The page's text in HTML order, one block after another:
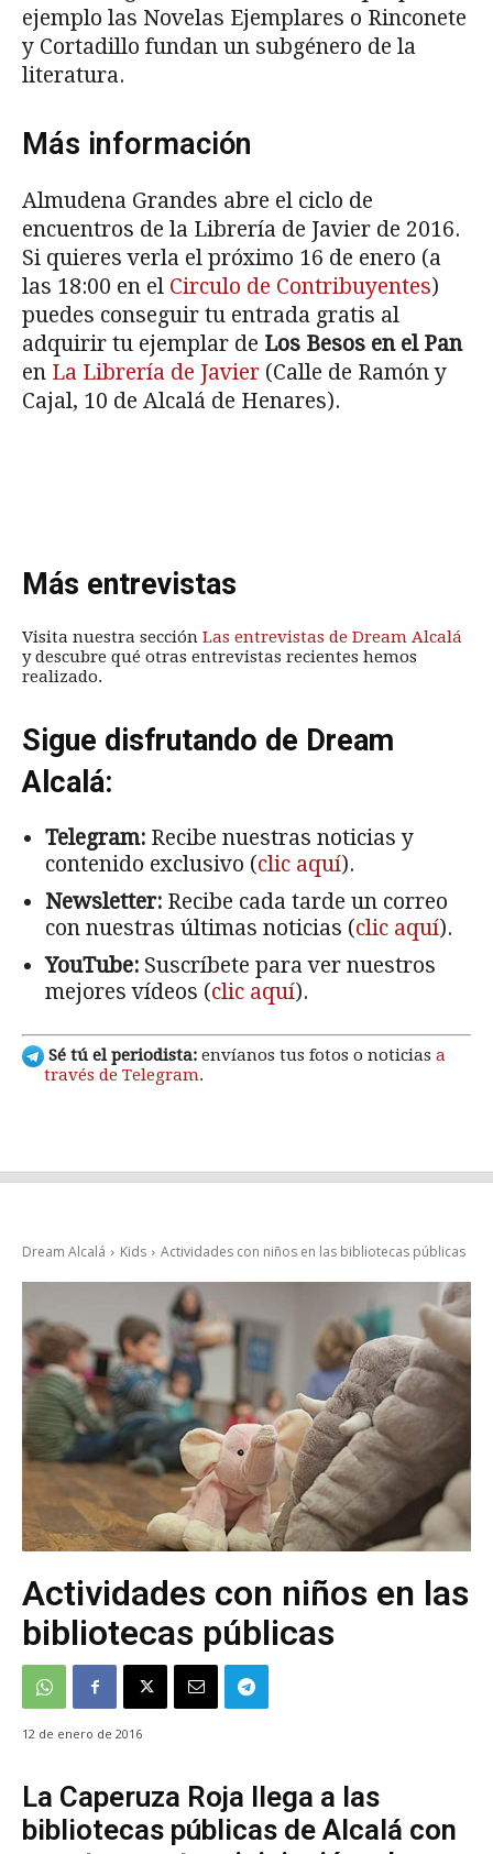
ejemplo las Novelas Ejemplares o Rinconete
y Cortadillo fundan un subgénero de la
literatura.
Más información
Almudena Grandes abre el ciclo de
encuentros de la Librería de Javier de 2016.
Si quieres verla el próximo 16 de enero (a
las 18:00 en el Circulo de Contribuyentes)
puedes conseguir tu entrada gratis al
adquirir tu ejemplar de Los Besos en el Pan
en La Librería de Javier (Calle de Ramón y
Cajal, 10 de Alcalá de Henares).
Más entrevistas
Visita nuestra sección Las entrevistas de Dream Alcalá
y descubre qué otras entrevistas recientes hemos
realizado.
Sigue disfrutando de Dream
Alcalá:
Telegram: Recibe nuestras noticias y
contenido exclusivo (clic aquí).
Newsletter: Recibe cada tarde un correo
con nuestras últimas noticias (clic aquí).
YouTube: Suscríbete para ver nuestros
mejores vídeos (clic aquí).
Sé tú el periodista: envíanos tus fotos o noticias a
través de Telegram.